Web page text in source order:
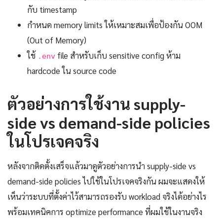
กับ timestamp
กำหนด memory limits ให้เหมาะสมเพื่อป้องกัน OOM
(Out of Memory)
ใช้ .env file สำหรับเก็บ sensitive config ห้าม
hardcode ใน source code
ตัวอย่างการใช้งาน supply-
side vs demand-side policies
ในโปรเจคจริง
หลังจากติดตั้งเสร็จแล้วมาดูตัวอย่างการนำ supply-side vs
demand-side policies ไปใช้ในโปรเจคจริงกัน ผมจะแสดงให้
เห็นว่าระบบที่ตั้งค่าไว้สามารถรองรับ workload จริงได้อย่างไร
พร้อมเทคนิคการ optimize performance ที่ผมใช้ในงานจริง